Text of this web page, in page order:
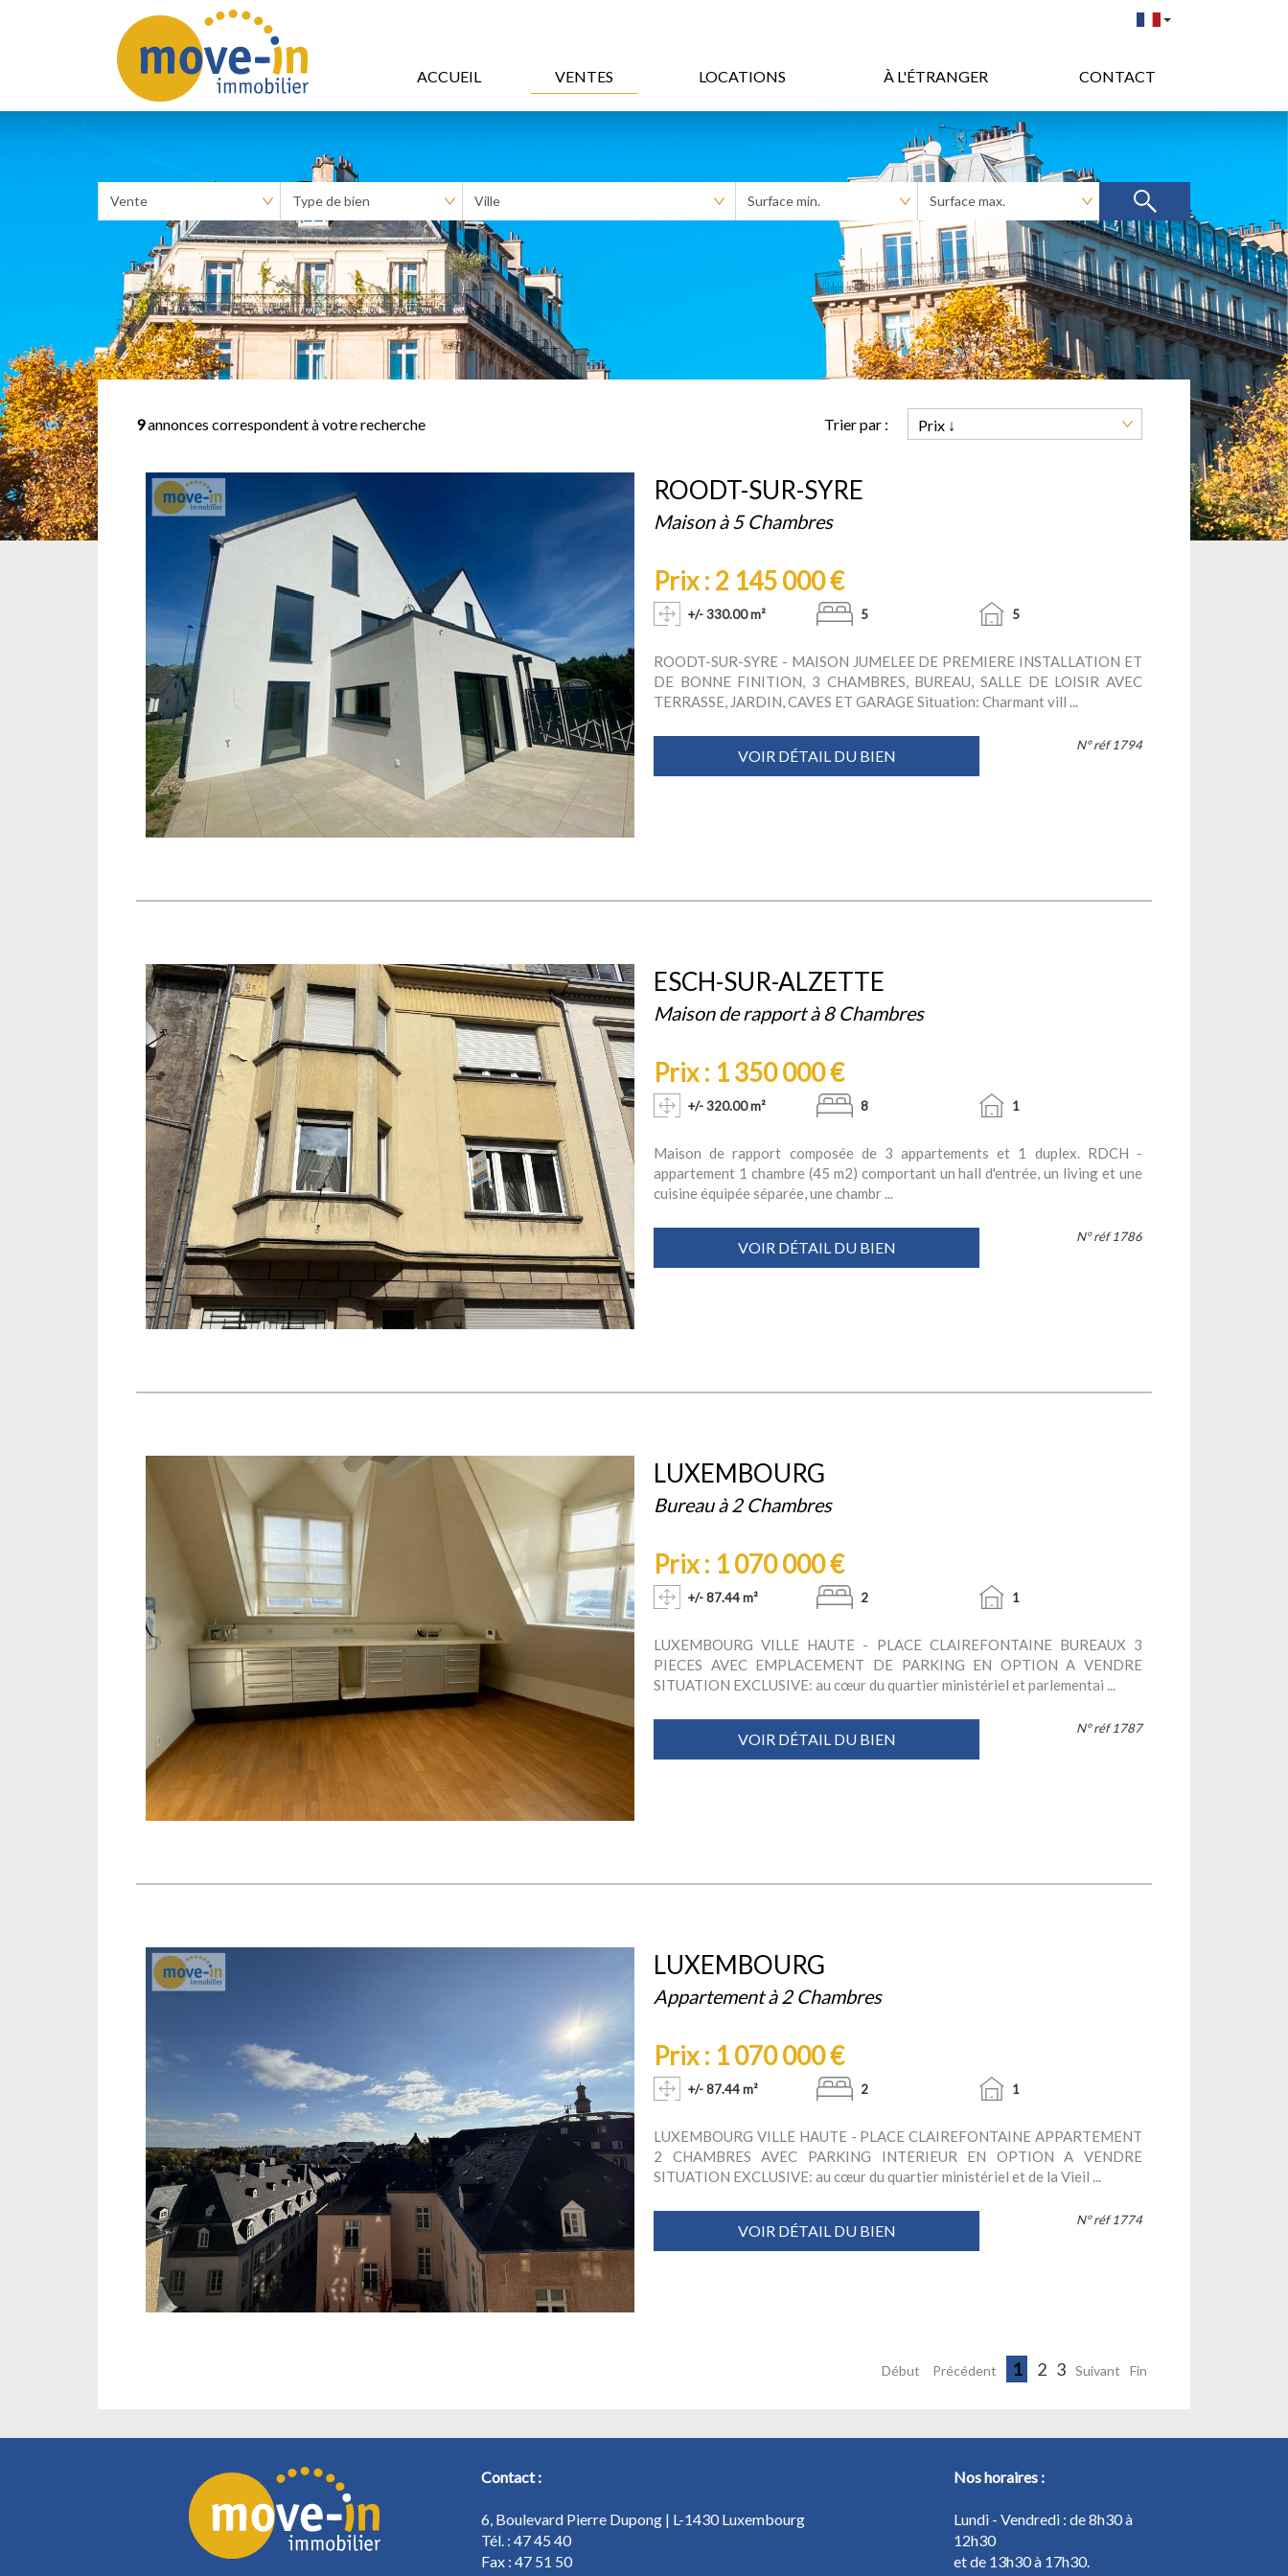
ACCUEIL VENTES LOCATIONS À L'ÉTRANGER CONTACT
9annonces correspondent à votre recherche Trier par : Prix ↓
ROODT-SUR-SYRE
Maison à 5 Chambres
Prix : 2 145 000 €
+/- 330.00 m² 5 5
ROODT-SUR-SYRE - MAISON JUMELEE DE PREMIERE INSTALLATION ET
DE BONNE FINITION, 3 CHAMBRES, BUREAU, SALLE DE LOISIR AVEC
TERRASSE, JARDIN, CAVES ET GARAGE Situation: Charmant vill ...
VOIR DÉTAIL DU BIEN
N° réf 1794
ESCH-SUR-ALZETTE
Maison de rapport à 8 Chambres
Prix : 1 350 000 €
+/- 320.00 m² 8 1
Maison de rapport composée de 3 appartements et 1 duplex. RDCH -
appartement 1 chambre (45 m2) comportant un hall d'entrée, un living et une
cuisine équipée séparée, une chambr ...
VOIR DÉTAIL DU BIEN
N° réf 1786
LUXEMBOURG
Bureau à 2 Chambres
Prix : 1 070 000 €
+/- 87.44 m² 2 1
LUXEMBOURG VILLE HAUTE - PLACE CLAIREFONTAINE BUREAUX 3
PIECES AVEC EMPLACEMENT DE PARKING EN OPTION A VENDRE
SITUATION EXCLUSIVE: au cœur du quartier ministériel et parlementai ...
VOIR DÉTAIL DU BIEN
N° réf 1787
LUXEMBOURG
Appartement à 2 Chambres
Prix : 1 070 000 €
+/- 87.44 m² 2 1
LUXEMBOURG VILLE HAUTE - PLACE CLAIREFONTAINE APPARTEMENT
2 CHAMBRES AVEC PARKING INTERIEUR EN OPTION A VENDRE
SITUATION EXCLUSIVE: au cœur du quartier ministériel et de la Vieil ...
VOIR DÉTAIL DU BIEN
N° réf 1774
Début Précédent 1 2 3 Suivant Fin
Contact :
6, Boulevard Pierre Dupong | L-1430 Luxembourg
Tél. : 47 45 40
Fax : 47 51 50
Nos horaires :
Lundi - Vendredi : de 8h30 à
12h30
et de 13h30 à 17h30.